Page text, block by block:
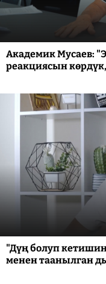
Академик Мусаев:
реакциясын
"Дүң болуп
менен таанылган